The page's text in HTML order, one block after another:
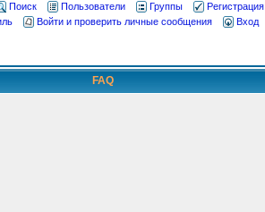
Поиск Пользователи Группы
Регистрация
Войти и проверить личные сообщения Вход
FAQ